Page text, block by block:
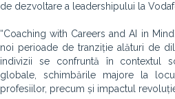
de dezvoltare a leadershipului la
“Coaching with Careers and AI in
noi perioade de tranziție alături de
indivizii se confruntă în contextul
globale, schimbările majore la
profesiilor, precum și impactul